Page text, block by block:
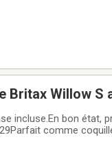
Britax Willow S
incluse.En bon état,
comme